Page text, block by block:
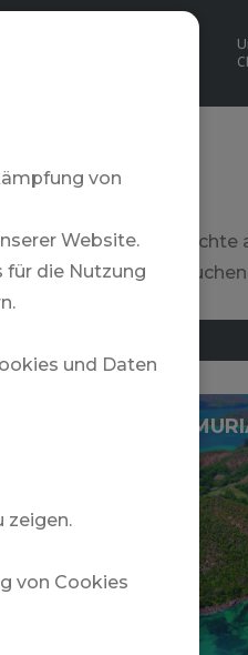
mit einer hohen Dichte
und
CONSTANCE
von
Website.
für die Nutzung
und Daten
zeigen.
von Cookies